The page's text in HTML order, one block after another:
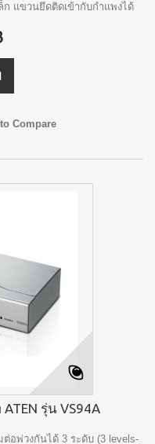
แขวนยึดติดเข้ากับกำแพงได้
Compare
รุ่น VS94A
พ่วงกันได้ 3 ระดับ (3 levels-